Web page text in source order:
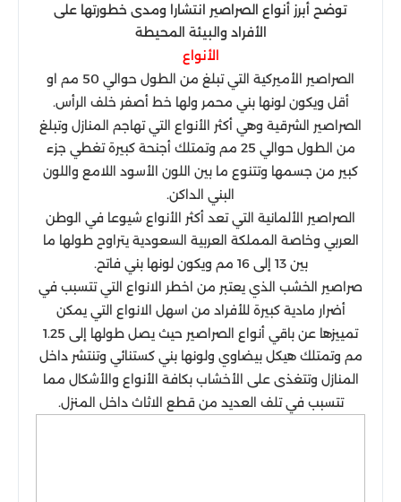
توضح أبرز أنواع الصراصير انتشارا ومدى خطورتها على
الأفراد والبيئة المحيطة
الأنواع
الصراصير الأميركية التي تبلغ من الطول حوالي 50 مم او
أقل ويكون لونها بني محمر ولها خط أصفر خلف الرأس.
الصراصير الشرقية وهي أكثر الأنواع التي تهاجم المنازل وتبلغ
من الطول حوالي 25 مم وتمتلك أجنحة كبيرة تغطي جزء
كبير من جسمها وتتنوع ما بين اللون الأسود اللامع واللون
البني الداكن.
الصراصير الألمانية التي تعد أكثر الأنواع شيوعا في الوطن
العربي وخاصة المملكة العربية السعودية يتراوح طولها ما
بين 13 إلى 16 مم ويكون لونها بني فاتح.
صراصير الخشب الذي يعتبر من اخطر الانواع التي تتسبب في
أضرار مادية كبيرة للأفراد من اسهل الانواع التي يمكن
تمييزها عن باقي أنواع الصراصير حيث يصل طولها إلى 1.25
مم وتمتلك هيكل بيضاوي ولونها بني كستنائي وتنتشر داخل
المنازل وتتغذى على الأخشاب بكافة الأنواع والأشكال مما
تتسبب في تلف العديد من قطع الاثاث داخل المنزل.